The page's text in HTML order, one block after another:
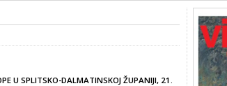
U SPLITSKO-DALMATINSKOJ ŽUPANIJI, 21.